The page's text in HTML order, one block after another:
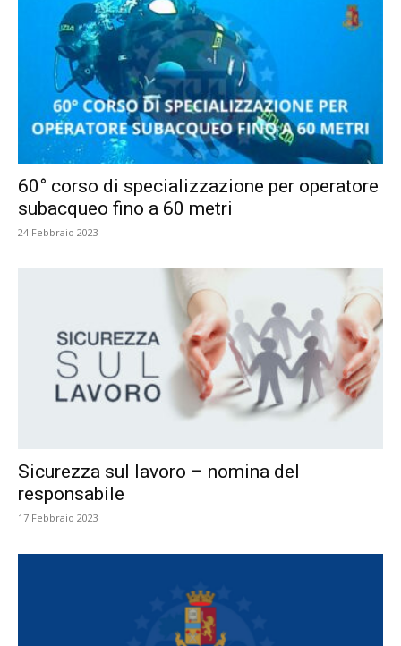
60° corso di specializzazione per operatore
subacqueo fino a 60 metri
24 Febbraio 2023
Sicurezza sul lavoro – nomina del
responsabile
17 Febbraio 2023